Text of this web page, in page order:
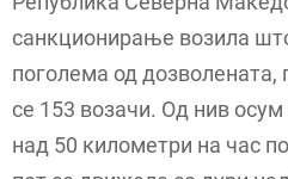
санкционирање возила
поголема од
се 153 возачи. Од нив
над 50 километри на час